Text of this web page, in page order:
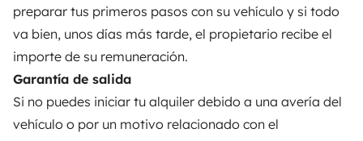
preparar tus primeros pasos con su vehículo y si todo
va bien, unos días más tarde, el propietario recibe el
importe de su remuneración.
Garantía de salida
Si no puedes iniciar tu alquiler debido a una avería del
vehículo o por un motivo relacionado con el